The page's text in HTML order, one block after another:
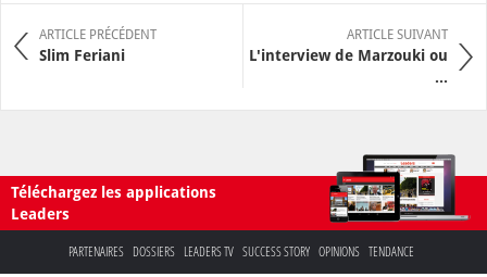
ARTICLE PRÉCÉDENT
Slim Feriani
ARTICLE SUIVANT
L'interview de Marzouki ou
...
Téléchargez les applications
Leaders
PARTENAIRES DOSSIERS LEADERS TV SUCCESS STORY OPINIONS TENDANCE